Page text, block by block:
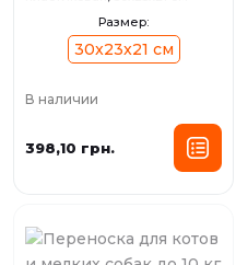
Размер:
30x23x21 см
В наличии
398,10 грн.